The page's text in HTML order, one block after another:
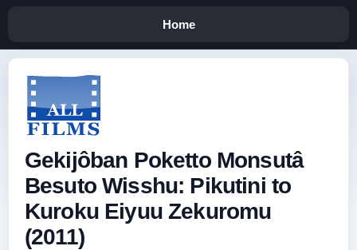
Home
Gekijôban Poketto Monsutâ
Besuto Wisshu: Pikutini to
Kuroku Eiyuu Zekuromu
(2011)